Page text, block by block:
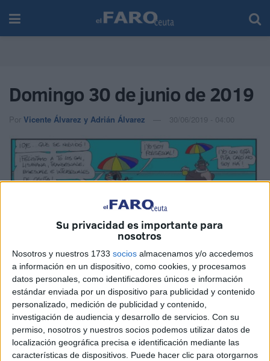
Su privacidad es importante para
nosotros
Nosotros y nuestros 1733 socios almacenamos y/o accedemos
a información en un dispositivo, como cookies, y procesamos
datos personales, como identificadores únicos e información
estándar enviada por un dispositivo para publicidad y contenido
personalizado, medición de publicidad y contenido,
investigación de audiencia y desarrollo de servicios. Con su
permiso, nosotros y nuestros socios podemos utilizar datos de
localización geográfica precisa e identificación mediante las
características de dispositivos. Puede hacer clic para otorgarnos
Domingo 30 de junio de 2019
Por Vicente Álvarez y Adrián Álvarez 30/06/2019 - 04:00
RelatedPosts
El Ingreso Mínimo Vital llega a 3.221
hogares y 13.005 personas en Ceuta en
julio
HACE 5 MINUTOS